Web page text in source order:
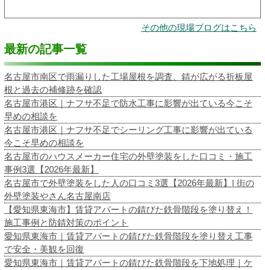
その他の現場ブログはこちら
最新の記事一覧
名古屋市南区で雨漏りした工場屋根を調査、錆が広がる折板屋
根と過去の補修跡を確認
名古屋市港区｜ナフサ不足で防水工事に影響が出ている今こそ
早めの相談を
名古屋市港区｜ナフサ不足でシーリング工事に影響が出ている
今こそ早めの相談を
名古屋市のハウスメーカー住宅の外壁塗装をした口コミ・施工
事例3選【2026年最新】
名古屋市で外壁塗装をした人の口コミ3選【2026年最新】| 街の
外壁塗装やさん名古屋南店
【愛知県東海市】賃貸アパートの錆びた鉄骨階段を塗り替え！
施工事例と防錆対策のポイント
愛知県東海市｜賃貸アパートの錆びた鉄骨階段を塗り替え工事
で安全・美観を回復
愛知県東海市｜賃貸アパートの錆びた鉄骨階段を下地処理｜ケ